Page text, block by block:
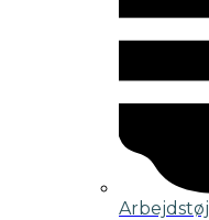
Arbejdstøj